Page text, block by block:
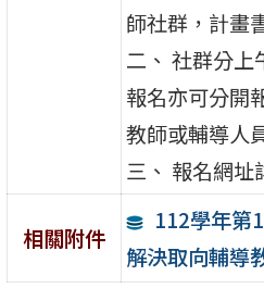
師社群，計畫
二、 社群分上
報名亦可分開
教師或輔導人
三、 報名網址
相關附件
112學年第
解決取向輔導